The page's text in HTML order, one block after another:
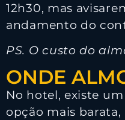
12h30, mas
andamento do
PS. O custo do
ONDE
No hotel, existe
opção mais